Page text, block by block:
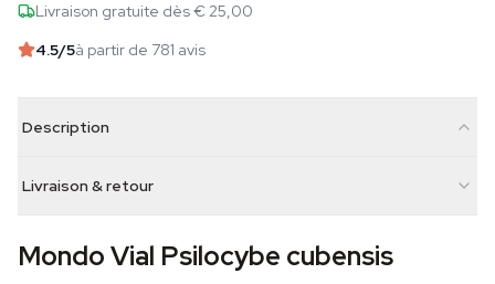
Livraison gratuite dès € 25,00
4.5/5à partir de 781 avis
Description
Livraison & retour
Mondo Vial Psilocybe cubensis